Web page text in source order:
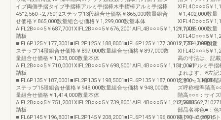
イプ両側手摺タイプ手摺棒アルミ手摺棒木手摺棒アルミ手摺棒
45°2,560∼2,76012ステップ13段組合せ価格￥865,000数量組合
せ価格￥865,000数量組合せ価格￥1,299,000数量本体
AIFL2B○○○5￥687,7001XIFL2B○○○5￥676,2001AIFL4B○○○5￥1,121,7001
踏板
■IFL6P125￥177,3001■IFL2P125￥188,8001■IFL6P125￥177,30012,770∼2,97013
ステップ14段組合せ価格￥897,000数量組合せ価格￥897,000数
量組合せ価格￥1,338,000数量本体
AIFL2B○○○5￥710,0001XIFL2B○○○5￥698,5001AIFL4B○○○5￥1,151,0001
踏板
■IFL6P135￥187,0001■IFL2P135￥198,5001■IFL6P135￥187,00012,980∼3,18014
ステップ15段組合せ価格￥948,000数量組合せ価格￥948,000数
量組合せ価格￥1,414,000数量本体
AIFL2B○○○5￥751,2001XIFL2B○○○5￥739,8001AIFL4B○○○5￥1,217,2001
踏板
■IFL6P145￥196,8001■IFL2P145￥208,2001■IFL6P145￥196,80013,190∼3,20015
XIFL4C○○○5￥
￥1,402,000数量
XIFL4C○○○5￥
￥1,465,000数量
XIFL4C○○○5￥
￥1,521,000数量
XIFL4C○○○5￥
高の寸法は、記
す。●アルミ手摺
まれます。※左
ださい。□標準
ズ呼称標準階高
階高○○○：サイ
部品名称色■：色
棒クリエホワイ